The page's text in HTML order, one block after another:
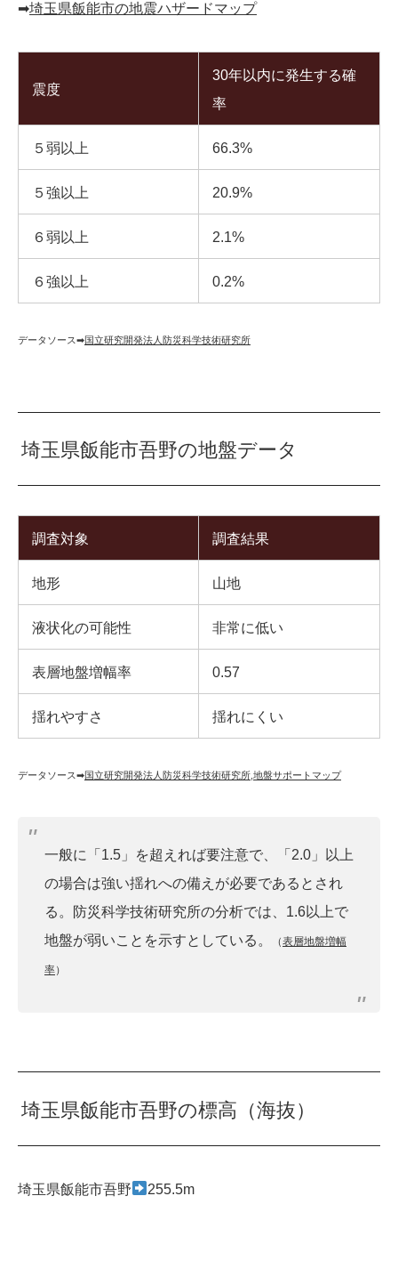
➡︎埼玉県飯能市の地震ハザードマップ
震度
30年以内に発生する確
率
５弱以上 66.3%
５強以上 20.9%
６弱以上 2.1%
６強以上 0.2%
データソース➡︎国立研究開発法人防災科学技術研究所
埼玉県飯能市吾野の地盤データ
調査対象 調査結果
地形 山地
液状化の可能性 非常に低い
表層地盤増幅率 0.57
揺れやすさ 揺れにくい
データソース➡︎国立研究開発法人防災科学技術研究所 地盤サポートマップ
一般に「1.5」を超えれば要注意で、「2.0」以上
の場合は強い揺れへの備えが必要であるとされ
る。防災科学技術研究所の分析では、1.6以上で
地盤が弱いことを示すとしている。
（表層地盤増幅
率）
埼玉県飯能市吾野の標高（海抜）
埼玉県飯能市吾野 255.5m